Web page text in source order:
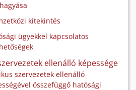
kitekintés
ügyekkel kapcsolatos
ellenálló képessége
szervezetek ellenálló
összefüggő hatósági